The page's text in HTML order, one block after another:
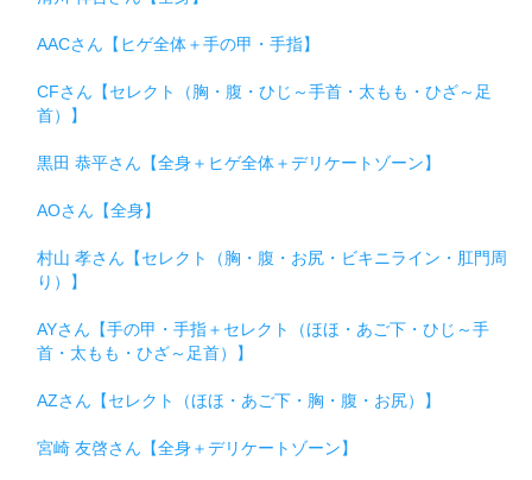
AACさん【ヒゲ全体＋手の甲・手指】
CFさん【セレクト（胸・腹・ひじ～手首・太もも・ひざ～足
首）】
黒田 恭平さん【全身＋ヒゲ全体＋デリケートゾーン】
AOさん【全身】
村山 孝さん【セレクト（胸・腹・お尻・ビキニライン・肛門周
り）】
AYさん【手の甲・手指＋セレクト（ほほ・あご下・ひじ～手
首・太もも・ひざ～足首）】
AZさん【セレクト（ほほ・あご下・胸・腹・お尻）】
宮崎 友啓さん【全身＋デリケートゾーン】